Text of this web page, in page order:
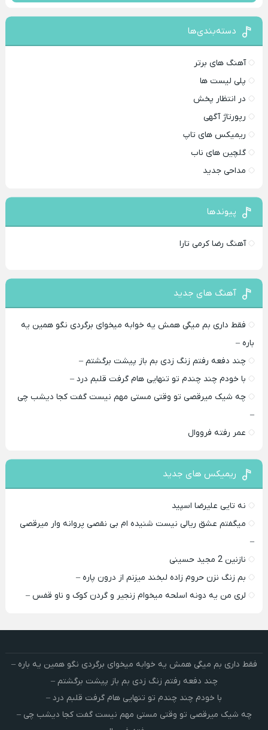
دسته‌بندی‌ها
آهنگ های برتر
پلی لیست ها
در انتظار پخش
رپورتاژ آگهی
ریمیکس های تاپ
گلچین های ناب
مداحی جدید
پیوندها
آهنگ رضا کرمی تارا
آهنگ های جدید
فقط داری بم میگی همش یه خوابه میخوای برگردی نگو همین یه
باره –
چند دفعه رفتم زنگ زدی بم باز پیشت برگشتم –
با خودم چند چندم تو تنهایی هام گرفت قلبم درد –
چه شیک میرقصی تو وقتی مستی مهم نیست گفت کجا دیشب چی
–
عمر رفته فرووال
ریمیکس های جدید
نه تایی علیرضا اسپید
میگفتم عشق ریالی نیست شنیده ام بی نقصی پروانه وار میرقصی
–
نازنین 2 مجید حسینی
بم زنگ نزن حروم زاده لبخند میزنم از درون پاره –
لری من یه دونه اسلحه میخوام زﻧﺠﻴﺮ و ﮔﺮدن ﻛﻮک و ﻧﺎو ﻗﻔﺲ –
فقط داری بم میگی همش یه خوابه میخوای برگردی نگو همین یه باره –
چند دفعه رفتم زنگ زدی بم باز پیشت برگشتم –
با خودم چند چندم تو تنهایی هام گرفت قلبم درد –
چه شیک میرقصی تو وقتی مستی مهم نیست گفت کجا دیشب چی –